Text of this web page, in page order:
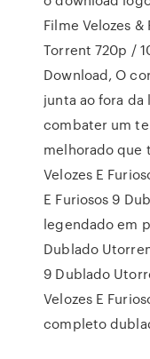
Filme Velozes &
Torrent 720p /
Download, O
junta ao fora da
combater um
melhorado que
Velozes E
E Furiosos 9
legendado em
Dublado
9 Dublado
Velozes E
completo